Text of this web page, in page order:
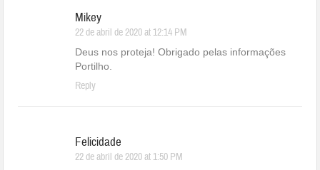
Mikey
22 de abril de 2020 at 12:14 PM
Deus nos proteja! Obrigado pelas informações
Portilho.
Reply
Felicidade
22 de abril de 2020 at 1:50 PM